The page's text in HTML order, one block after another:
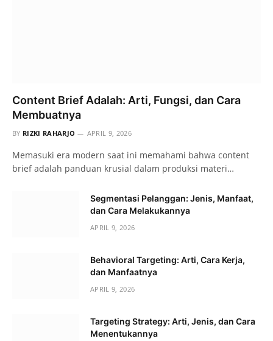
Content Brief Adalah: Arti, Fungsi, dan Cara
Membuatnya
BY RIZKI RAHARJO APRIL 9, 2026
Memasuki era modern saat ini memahami bahwa content
brief adalah panduan krusial dalam produksi materi…
Segmentasi Pelanggan: Jenis, Manfaat,
dan Cara Melakukannya
APRIL 9, 2026
Behavioral Targeting: Arti, Cara Kerja,
dan Manfaatnya
APRIL 9, 2026
Targeting Strategy: Arti, Jenis, dan Cara
Menentukannya